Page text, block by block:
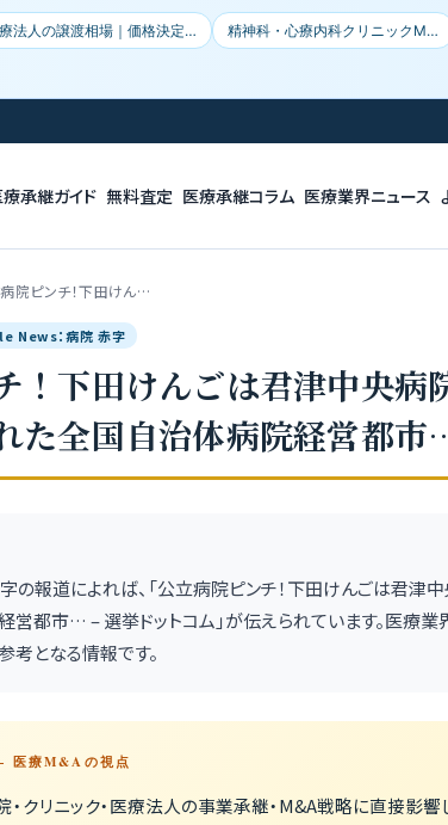
法人の譲渡相場｜価格決定… 精神科・心療内科クリニックM…
承継ガイド 無料査定 医療承継コラム 医療業界ニュース
院ピンチ！下田けん…
News：病院 赤字
！下田けんごは君津中央病
た全国自治体病院経営都
の報道によれば、「公立病院ピンチ！下田けんごは君津
都市… – 選挙ドットコム」が伝えられています。医療業界
となる情報です。
療M&Aの視点
クリニック・医療法人の事業承継・M&A戦略に直接影響